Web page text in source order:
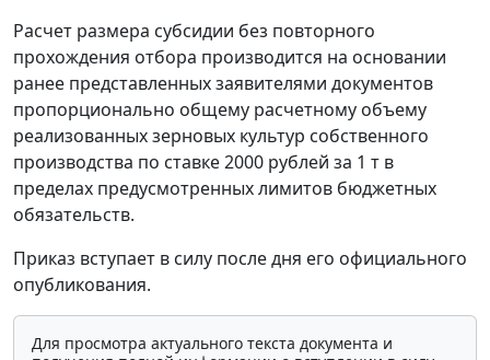
Расчет размера субсидии без повторного
прохождения отбора производится на основании
ранее представленных заявителями документов
пропорционально общему расчетному объему
реализованных зерновых культур собственного
производства по ставке 2000 рублей за 1 т в
пределах предусмотренных лимитов бюджетных
обязательств.
Приказ вступает в силу после дня его официального
опубликования.
Для просмотра актуального текста документа и